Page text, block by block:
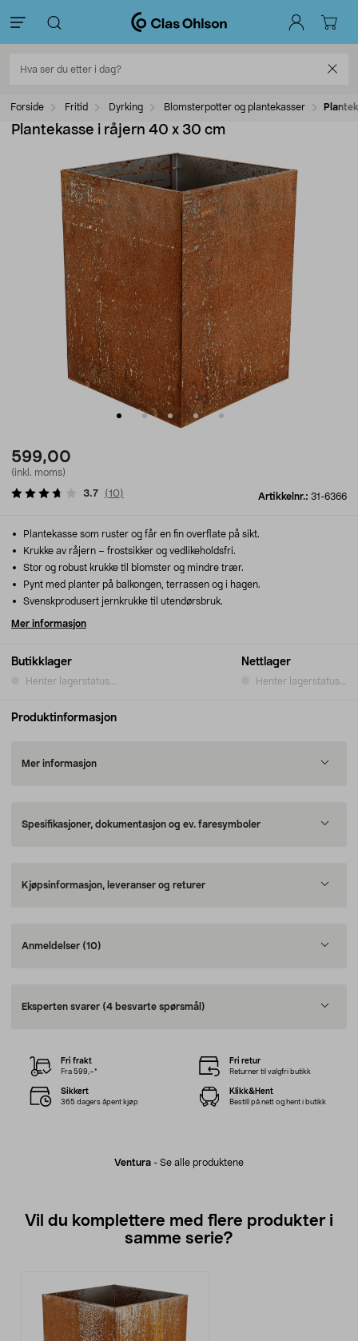
Forside Fritid Dyrking Blomsterpotter og plantekasser
Plantekasse i råjern 40 x 30 cm
599,00
(inkl. moms)
Artikkelnr.: 31-6366
3.7 (10)
Butikklager
Henter lagerstatus...
Nettlager
Henter lagerstatus...
Plantekasse som ruster og får en fin overflate på sikt.
Krukke av råjern – frostsikker og vedlikeholdsfri.
Stor og robust krukke til blomster og mindre trær.
Pynt med planter på balkongen, terrassen og i hagen.
Svenskprodusert jernkrukke til utendørsbruk.
Mer informasjon
Produktinformasjon
Mer informasjon
Spesifikasjoner, dokumentasjon og ev. faresymboler
Kjøpsinformasjon, leveranser og returer
Anmeldelser (10)
Eksperten svarer (4 besvarte spørsmål)
Ventura - Se alle produktene
Fri frakt
Fra 599,–*
Fri retur
Returner til valgfri butikk
Sikkert
365 dagers åpent kjøp
Klikk&Hent
Bestill på nett og hent i butikk
Vil du komplettere med flere produkter i
samme serie?